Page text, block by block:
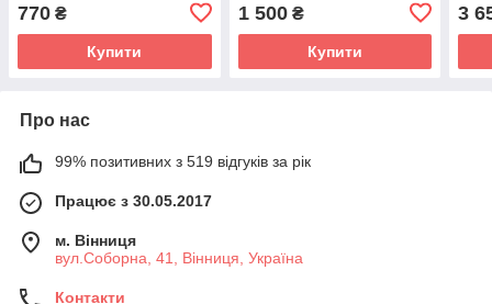
770 ₴
Купити
1 500₴
Купити
3
Про нас
99% позитивних з 519 відгуків за рік
Працює з 30.05.2017
м. Вінниця
вул.Соборна, 41, Вінниця, Україна
Контакти